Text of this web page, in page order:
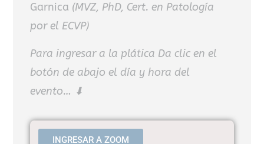
Garnica (MVZ, PhD, Cert. en Patología
por el ECVP)
Para ingresar a la plática Da clic en el
botón de abajo el día y hora del
evento… ⬇
INGRESAR A ZOOM